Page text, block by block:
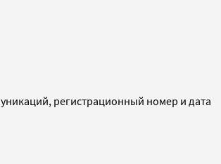
регистрационный номер и дата